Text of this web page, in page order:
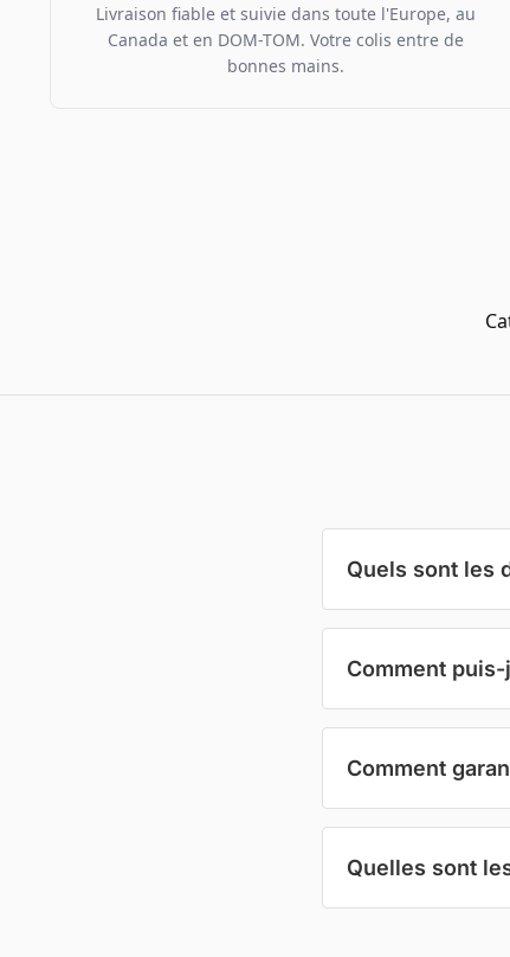
Livraison fiable et suivie dans toute l'Europe, au
Canada et en DOM-TOM. Votre colis entre de
bonnes mains.
Quels sont les
Comment
Comment
Quelles sont